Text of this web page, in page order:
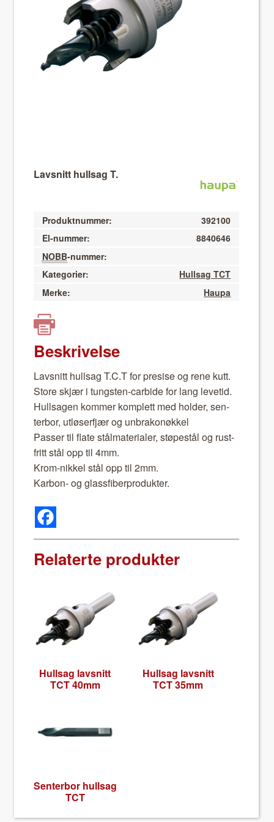
About VIX
Lavsnitt hullsag T.
Produktnummer:
392100
El-nummer:
8840646
NOBB-nummer:
Kategorier:
Hullsag TCT
Merke:
Haupa
Beskrivelse
Lavs­nitt hull­sag T.C.T for pre­sise og rene kutt.
Store skjær i tung­sten-car­bide for lang lev­etid.
Hull­sagen kom­mer kom­plett med hold­er, sen­
ter­bor, utløser­fjær og unbrakonøkkel
Pass­er til flate stål­ma­te­ri­aler, støpestål og rust­
fritt stål opp til 4mm.
Krom-nikkel stål opp til 2mm.
Kar­bon- og glass­fiber­pro­duk­ter.
Relaterte produkter
Hull­sag lavs­nitt
TCT 40mm
Hull­sag lavs­nitt
TCT 35mm
Sen­ter­bor hull­sag
TCT